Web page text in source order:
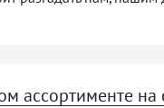
ассортименте на